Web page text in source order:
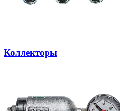
Коллекторы